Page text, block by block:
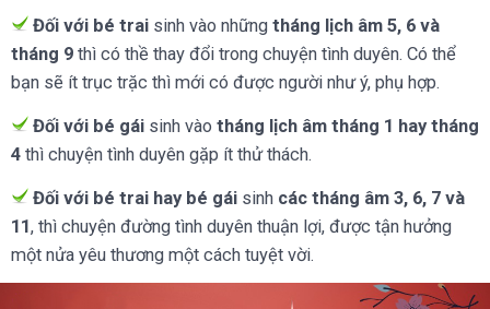
Đối với bé trai sinh vào những tháng lịch âm 5, 6 và
tháng 9 thì có thề thay đổi trong chuyện tình duyên. Có thể
bạn sẽ ít trục trặc thì mới có được người như ý, phụ hợp.
Đối với bé gái sinh vào tháng lịch âm tháng 1 hay tháng
4 thì chuyện tình duyên gặp ít thử thách.
Đối với bé trai hay bé gái sinh các tháng âm 3, 6, 7 và
11, thì chuyện đường tình duyên thuận lợi, được tận hưởng
một nửa yêu thương một cách tuyệt vời.